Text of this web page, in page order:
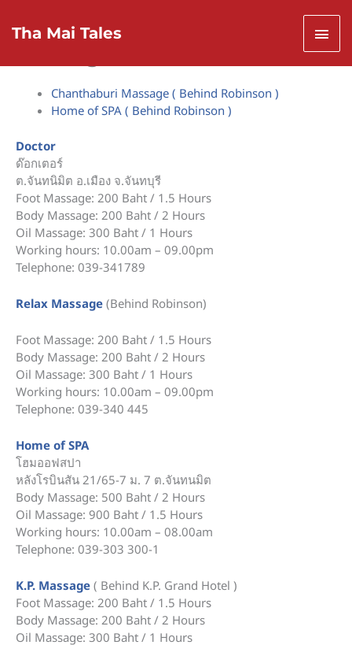
content
Tha Mai Tales
Chanthaburi Massage ( Behind Robinson )
Home of SPA ( Behind Robinson )
Doctor
ด๊อกเตอร์
ต.จันทนิมิต อ.เมือง จ.จันทบุรี
Foot Massage: 200 Baht / 1.5 Hours
Body Massage: 200 Baht / 2 Hours
Oil Massage: 300 Baht / 1 Hours
Working hours: 10.00am – 09.00pm
Telephone: 039-341789
Relax Massage (Behind Robinson)
Foot Massage: 200 Baht / 1.5 Hours
Body Massage: 200 Baht / 2 Hours
Oil Massage: 300 Baht / 1 Hours
Working hours: 10.00am – 09.00pm
Telephone: 039-340 445
Home of SPA
โฮมออฟสปา
หลังโรบินสัน 21/65-7 ม. 7 ต.จันทนมิต
Body Massage: 500 Baht / 2 Hours
Oil Massage: 900 Baht / 1.5 Hours
Working hours: 10.00am – 08.00am
Telephone: 039-303 300-1
K.P. Massage ( Behind K.P. Grand Hotel )
Foot Massage: 200 Baht / 1.5 Hours
Body Massage: 200 Baht / 2 Hours
Oil Massage: 300 Baht / 1 Hours